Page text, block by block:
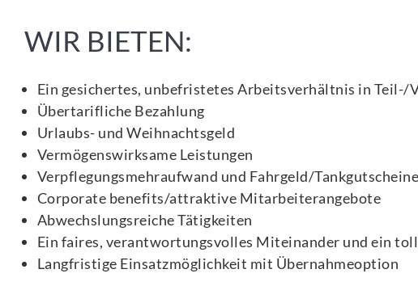
WIR BIETEN:
Ein gesichertes, unbefristetes Arbeitsverhältnis in Teil-/
Übertarifliche Bezahlung
Urlaubs- und Weihnachtsgeld
Vermögenswirksame Leistungen
Verpflegungsmehraufwand und Fahrgeld/
Corporate benefits/attraktive Mitarbeiterangebote
Abwechslungsreiche Tätigkeiten
Ein faires, verantwortungsvolles Miteinander und ein
Langfristige Einsatzmöglichkeit mit Übernahmeoption